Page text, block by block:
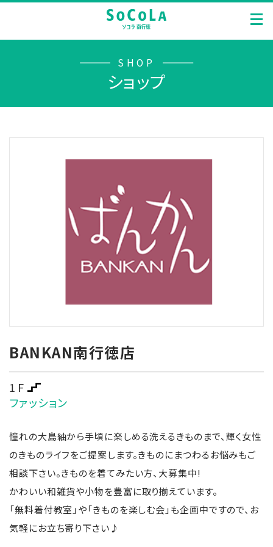
SHOP
ショップ
BANKAN南行徳店
1F
ファッション
憧れの大島紬から手頃に楽しめる洗えるきものまで、輝く女性
のきものライフをご提案します。きものにまつわるお悩みもご
相談下さい。きものを着てみたい方、大募集中!
かわいい和雑貨や小物を豊富に取り揃えています。
「無料着付教室」や「きものを楽しむ会」も企画中ですので、お
気軽にお立ち寄り下さい♪